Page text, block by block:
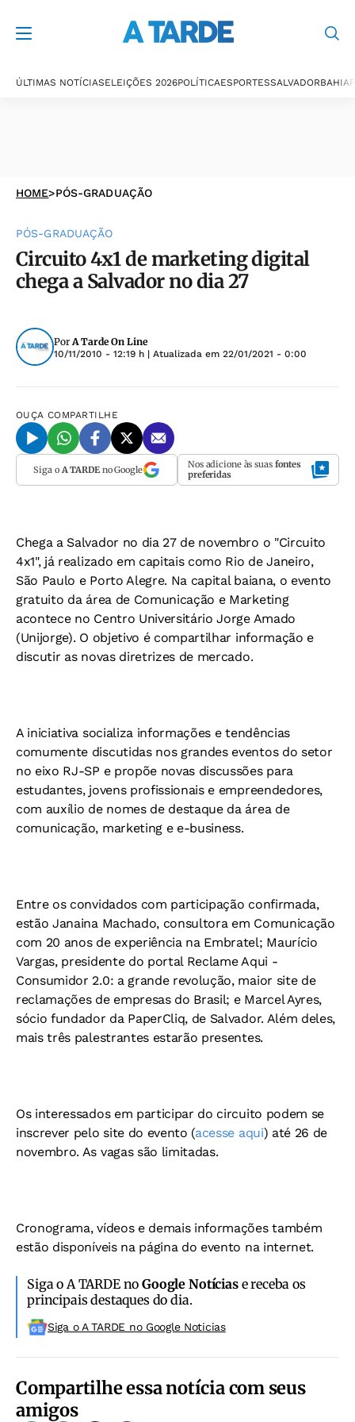
ÚLTIMAS NOTÍCIASELEIÇÕES 2026POLÍTICAESPORTESSALVADORBAHIA
HOME>PÓS-GRADUAÇÃO
PÓS-GRADUAÇÃO
Circuito 4x1 de marketing digital
chega a Salvador no dia 27
PorA Tarde On Line
10/11/2010 - 12:19 h | Atualizada em 22/01/2021 - 0:00
OUÇA COMPARTILHE
Siga o A TARDEno Google Nos adicione às suas fontes
preferidas
Chega a Salvador no dia 27 de novembro o "Circuito
4x1", já realizado em capitais como Rio de Janeiro,
São Paulo e Porto Alegre. Na capital baiana, o evento
gratuito da área de Comunicação e Marketing
acontece no Centro Universitário Jorge Amado
(Unijorge). O objetivo é compartilhar informação e
discutir as novas diretrizes de mercado.
A iniciativa socializa informações e tendências
comumente discutidas nos grandes eventos do setor
no eixo RJ-SP e propõe novas discussões para
estudantes, jovens profissionais e empreendedores,
com auxílio de nomes de destaque da área de
comunicação, marketing e e-business.
Entre os convidados com participação confirmada,
estão Janaina Machado, consultora em Comunicação
com 20 anos de experiência na Embratel; Maurício
Vargas, presidente do portal Reclame Aqui -
Consumidor 2.0: a grande revolução, maior site de
reclamações de empresas do Brasil; e Marcel Ayres,
sócio fundador da PaperCliq, de Salvador. Além deles,
mais três palestrantes estarão presentes.
Os interessados em participar do circuito podem se
inscrever pelo site do evento (acesse aqui) até 26 de
novembro. As vagas são limitadas.
Cronograma, vídeos e demais informações também
estão disponíveis na página do evento na internet.
Siga o A TARDE noGoogle Notíciase receba os
principais destaques do dia.
Siga o A TARDE no Google Noticias
Compartilhe essa notícia com seus
amigos